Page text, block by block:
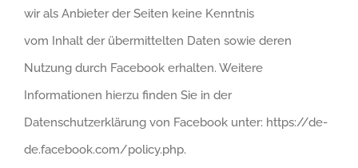
wir als Anbieter der Seiten keine Kenntnis
vom Inhalt der übermittelten Daten sowie deren
Nutzung durch Facebook erhalten. Weitere
Informationen hierzu finden Sie in der
Datenschutzerklärung von Facebook unter: https://de-
de.facebook.com/policy.php.